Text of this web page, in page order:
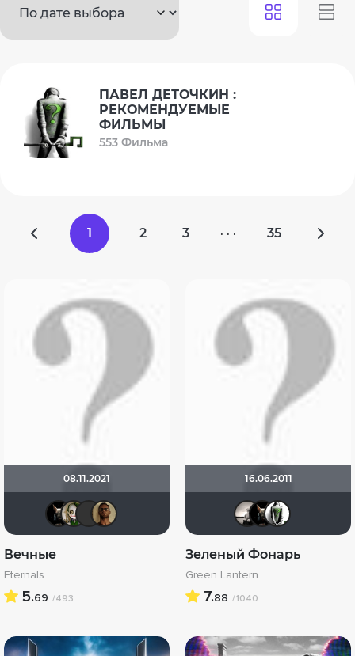
ПАВЕЛ ДЕТОЧКИН :
РЕКОМЕНДУЕМЫЕ
ФИЛЬМЫ
553 Фильма
1 2 3 · · · 35
08.11.2021
Вечные
Eternals
5.69 /493
16.06.2011
Зеленый Фонарь
Green Lantern
7.88 /1040